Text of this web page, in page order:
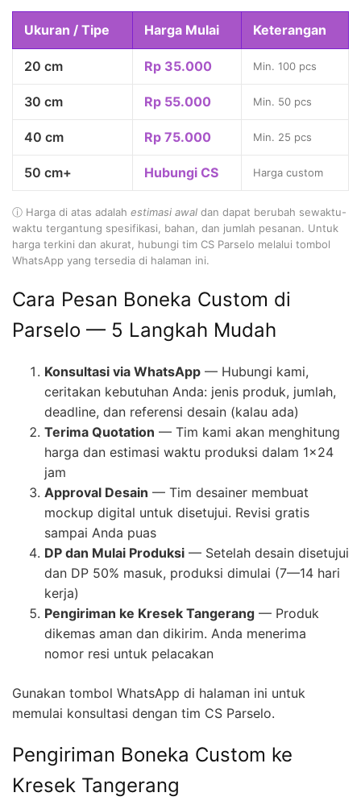
Ukuran / Tipe Harga Mulai Keterangan
20 cm Rp 35.000 Min. 100 pcs
30 cm Rp 55.000 Min. 50 pcs
40 cm Rp 75.000 Min. 25 pcs
50 cm+ Hubungi CS Harga custom
ⓘ Harga di atas adalah estimasi awal dan dapat berubah sewaktu-
waktu tergantung spesifikasi, bahan, dan jumlah pesanan. Untuk
harga terkini dan akurat, hubungi tim CS Parselo melalui tombol
WhatsApp yang tersedia di halaman ini.
Cara Pesan Boneka Custom di
Parselo — 5 Langkah Mudah
Konsultasi via WhatsApp — Hubungi kami,
ceritakan kebutuhan Anda: jenis produk, jumlah,
deadline, dan referensi desain (kalau ada)
Terima Quotation — Tim kami akan menghitung
harga dan estimasi waktu produksi dalam 1×24
jam
Approval Desain — Tim desainer membuat
mockup digital untuk disetujui. Revisi gratis
sampai Anda puas
DP dan Mulai Produksi — Setelah desain disetujui
dan DP 50% masuk, produksi dimulai (7—14 hari
kerja)
Pengiriman ke Kresek Tangerang — Produk
dikemas aman dan dikirim. Anda menerima
nomor resi untuk pelacakan
Gunakan tombol WhatsApp di halaman ini untuk
memulai konsultasi dengan tim CS Parselo.
Pengiriman Boneka Custom ke
Kresek Tangerang